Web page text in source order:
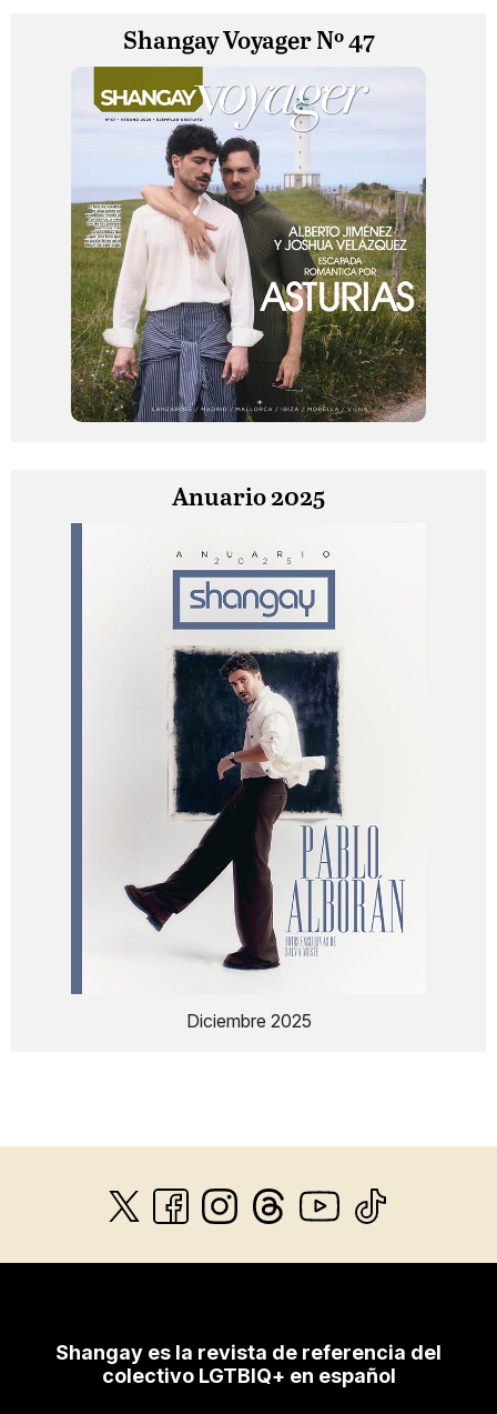
Shangay Voyager Nº 47
Anuario 2025
Diciembre 2025
Shangay es la revista de referencia del
colectivo LGTBIQ+ en español